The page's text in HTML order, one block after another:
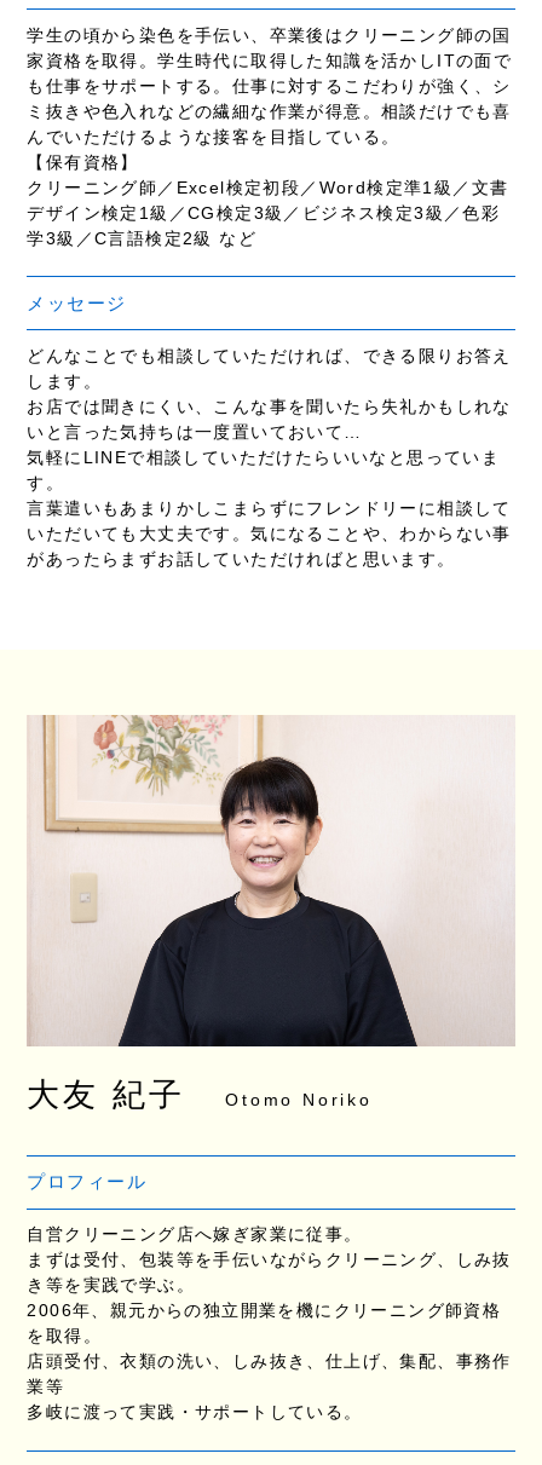
学生の頃から染色を手伝い、卒業後はクリーニング師の国
家資格を取得。学生時代に取得した知識を活かしITの面で
も仕事をサポートする。仕事に対するこだわりが強く、シ
ミ抜きや色入れなどの繊細な作業が得意。相談だけでも喜
んでいただけるような接客を目指している。
【保有資格】
クリーニング師／Excel検定初段／Word検定準1級／文書
デザイン検定1級／CG検定3級／ビジネス検定3級／色彩
学3級／C言語検定2級 など
メッセージ
どんなことでも相談していただければ、できる限りお答え
します。
お店では聞きにくい、こんな事を聞いたら失礼かもしれな
いと言った気持ちは一度置いておいて…
気軽にLINEで相談していただけたらいいなと思っていま
す。
言葉遣いもあまりかしこまらずにフレンドリーに相談して
いただいても大丈夫です。気になることや、わからない事
があったらまずお話していただければと思います。
大友 紀子 Otomo Noriko
プロフィール
自営クリーニング店へ嫁ぎ家業に従事。
まずは受付、包装等を手伝いながらクリーニング、しみ抜
き等を実践で学ぶ。
2006年、親元からの独立開業を機にクリーニング師資格
を取得。
店頭受付、衣類の洗い、しみ抜き、仕上げ、集配、事務作
業等
多岐に渡って実践・サポートしている。